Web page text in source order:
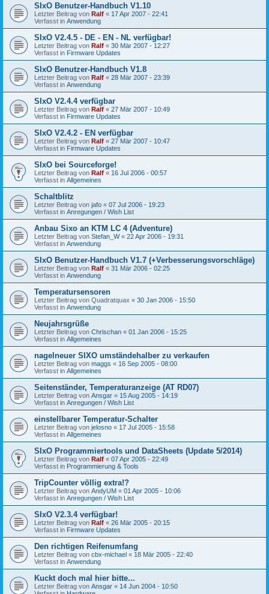
SIxO Benutzer-Handbuch V1.10
Letzter Beitrag von Ralf « 17 Apr 2007 - 22:41
Verfasst in Anwendung
SIxO V2.4.5 - DE - EN - NL verfügbar!
Letzter Beitrag von Ralf « 30 Mär 2007 - 12:27
Verfasst in Firmware Updates
SIxO Benutzer-Handbuch V1.8
Letzter Beitrag von Ralf « 28 Mär 2007 - 23:39
Verfasst in Anwendung
SIxO V2.4.4 verfügbar
Letzter Beitrag von Ralf « 27 Mär 2007 - 10:49
Verfasst in Firmware Updates
SIxO V2.4.2 - EN verfügbar
Letzter Beitrag von Ralf « 27 Mär 2007 - 10:47
Verfasst in Firmware Updates
SIxO bei Sourceforge!
Letzter Beitrag von Ralf « 16 Jul 2006 - 00:57
Verfasst in Allgemeines
Schaltblitz
Letzter Beitrag von jafo « 07 Jul 2006 - 19:23
Verfasst in Anregungen / Wish List
Anbau Sixo an KTM LC 4 (Adventure)
Letzter Beitrag von Stefan_W« 22 Apr 2006 - 19:31
Verfasst in Anwendung
SIxO Benutzer-Handbuch V1.7 (+Verbesserungsvorschläge)
Letzter Beitrag von Ralf « 31 Mär 2006 - 02:25
Verfasst in Anwendung
Temperatursensoren
Letzter Beitrag von Quadratquax « 30 Jan 2006 - 15:50
Verfasst in Anwendung
Neujahrsgrüße
Letzter Beitrag von Chrischan « 01 Jan 2006 - 15:25
Verfasst in Allgemeines
nagelneuer SIXO umständehalber zu verkaufen
Letzter Beitrag von maggs « 16 Sep 2005 - 08:00
Verfasst in Allgemeines
Seitenständer, Temperaturanzeige (AT RD07)
Letzter Beitrag von Ansgar « 15 Aug 2005 - 14:19
Verfasst in Anregungen / Wish List
einstellbarer Temperatur-Schalter
Letzter Beitrag von jelosno « 17 Jul 2005 - 15:58
Verfasst in Allgemeines
SIxO Programmiertools und DataSheets (Update 5/2014)
Letzter Beitrag von Ralf « 07 Apr 2005 - 22:49
Verfasst in Programmierung & Tools
TripCounter völlig extra!?
Letzter Beitrag von AndyUM « 01 Apr 2005 - 10:06
Verfasst in Anregungen / Wish List
SIxO V2.3.4 verfügbar!
Letzter Beitrag von Ralf « 26 Mär 2005 - 20:15
Verfasst in Firmware Updates
Den richtigen Reifenumfang
Letzter Beitrag von cbx-michael « 18 Mär 2005 - 22:40
Verfasst in Anwendung
Kuckt doch mal hier bitte...
Letzter Beitrag von Ansgar « 14 Jun 2004 - 10:50